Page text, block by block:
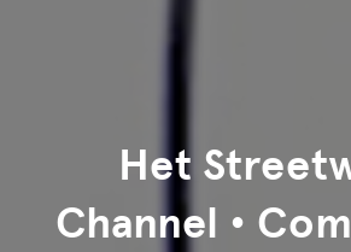
Het
Channel •